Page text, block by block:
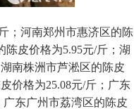
；河南郑州市惠济区的陈
皮价格为5.95元/斤；湖
南株洲市芦淞区的陈皮
价格为25.08元/斤；广东
东广州市荔湾区的陈皮